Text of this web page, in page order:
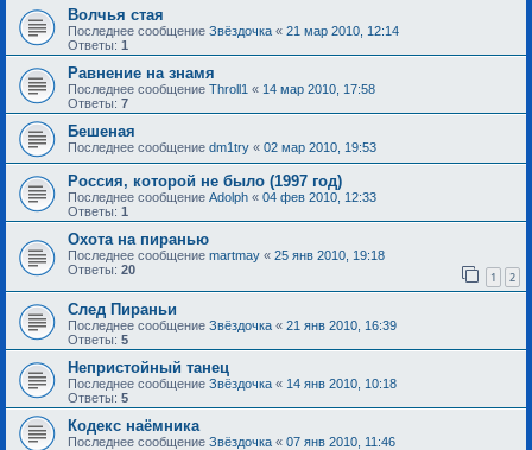
Волчья стая
Последнее сообщение Звёздочка « 21 мар 2010, 12:14
Ответы: 1
Равнение на знамя
Последнее сообщение Throll1 « 14 мар 2010, 17:58
Ответы: 7
Бешеная
Последнее сообщение dm1try « 02 мар 2010, 19:53
Россия, которой не было (1997 год)
Последнее сообщение Adolph « 04 фев 2010, 12:33
Ответы: 1
Охота на пиранью
Последнее сообщение martmay « 25 янв 2010, 19:18
Ответы: 20 1 2
След Пираньи
Последнее сообщение Звёздочка « 21 янв 2010, 16:39
Ответы: 5
Непристойный танец
Последнее сообщение Звёздочка « 14 янв 2010, 10:18
Ответы: 5
Кодекс наёмника
Последнее сообщение Звёздочка « 07 янв 2010, 11:46